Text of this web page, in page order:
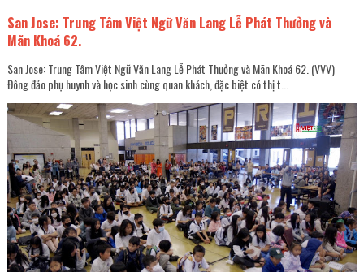
San Jose: Trung Tâm Việt Ngữ Văn Lang Lễ Phát Thưởng và
Mãn Khoá 62.
San Jose: Trung Tâm Việt Ngữ Văn Lang Lễ Phát Thưởng và Mãn Khoá 62. (VVV)
Đông đảo phụ huynh và học sinh cùng quan khách, đặc biệt có thị t...